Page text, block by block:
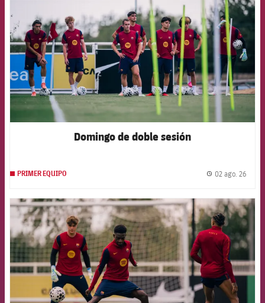
Domingo de doble sesión
PRIMER EQUIPO 02 ago. 26
FCB Barcelona badge